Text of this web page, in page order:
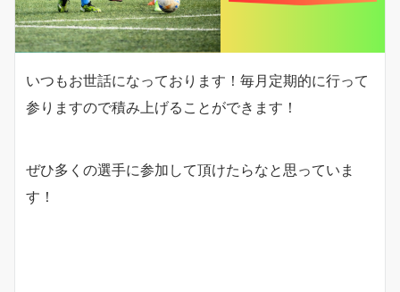
いつもお世話になっております！毎月定期的に行って
参りますので積み上げることができます！
ぜひ多くの選手に参加して頂けたらなと思っていま
す！